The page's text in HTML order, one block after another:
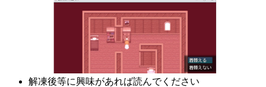
解凍後等に興味があれば読んでください